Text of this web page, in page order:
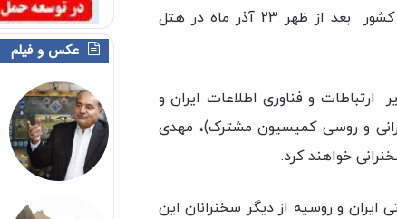
سازمان های دولتی، شركت ها، بازرگانان و بخش هاي خصوصي دو كشور بعد از ظهر 23 آذر ماه در هتل
و فناوری اطلاعات ایران و
و روسی کمیسیون مشترک)، مهدی
خواهند کرد.
ایران و روسیه از دیگر سخنرانان این
عکس و فیلم